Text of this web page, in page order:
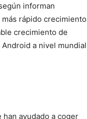
informan
rápido crecimiento
crecimiento de
a nivel mundial
ayudado a coger